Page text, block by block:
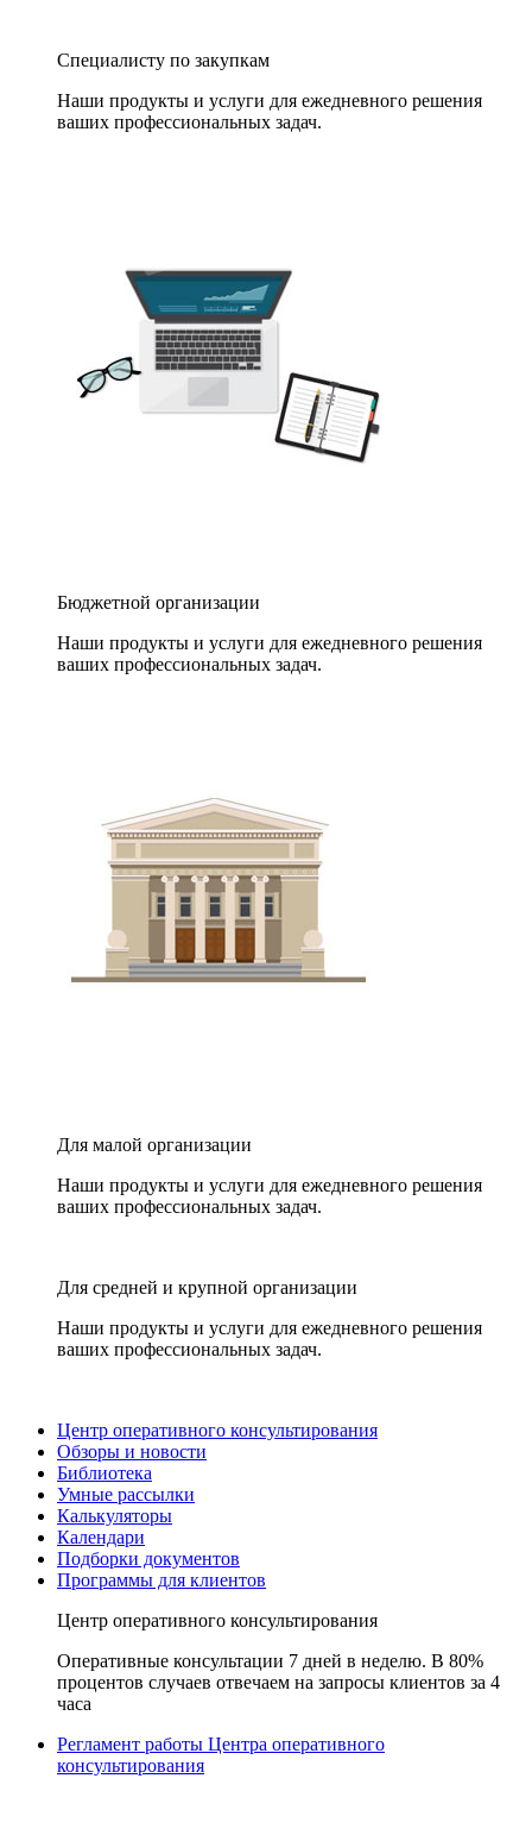
Специалисту по закупкам
Наши продукты и услуги для ежедневного решения
ваших профессиональных задач.
Бюджетной организации
Наши продукты и услуги для ежедневного решения
ваших профессиональных задач.
Для малой организации
Наши продукты и услуги для ежедневного решения
ваших профессиональных задач.
Для средней и крупной организации
Наши продукты и услуги для ежедневного решения
ваших профессиональных задач.
Центр оперативного консультирования
Обзоры и новости
Библиотека
Умные рассылки
Калькуляторы
Календари
Подборки документов
Программы для клиентов
Центр оперативного консультирования
Оперативные консультации 7 дней в неделю. В 80%
процентов случаев отвечаем на запросы клиентов за 4
часа
Регламент работы Центра оперативного
консультирования